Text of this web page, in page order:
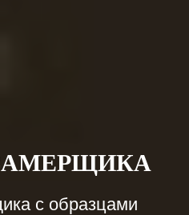
с образцами